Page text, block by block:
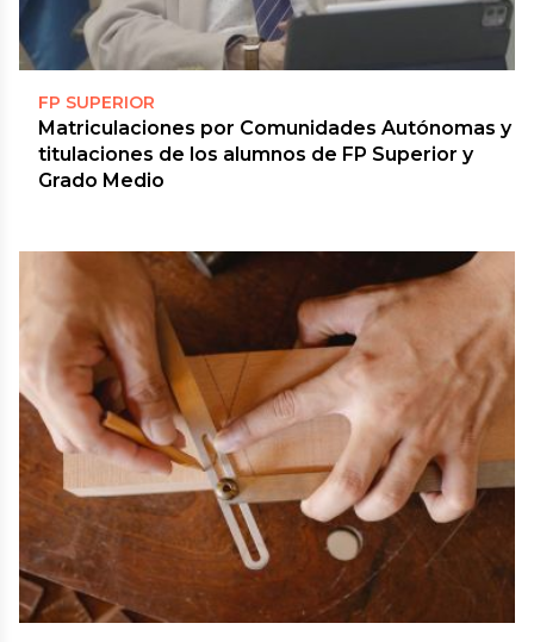
FP SUPERIOR
Matriculaciones por Comunidades Autónomas y
titulaciones de los alumnos de FP Superior y
Grado Medio